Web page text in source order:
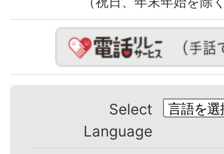
Select
Language